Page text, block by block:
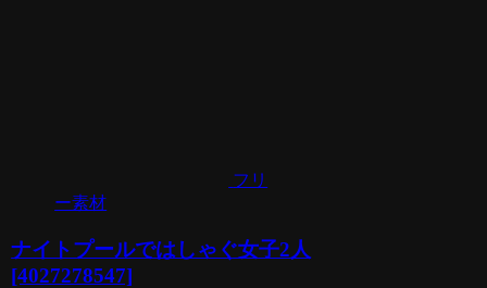
フリ
ー素材
ナイトプールではしゃぐ女子2人
[4027278547]